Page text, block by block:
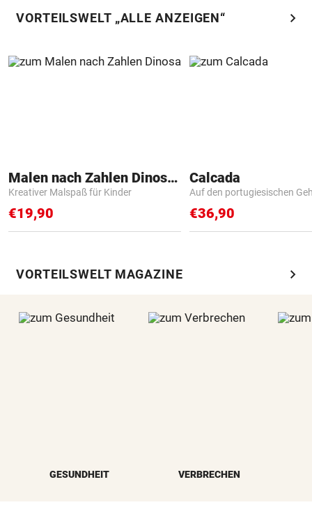
VORTEILSWELT „ALLE ANZEIGEN“ chevron_right
Malen nach Zahlen Dinosaurier
Kreativer Malspaß für Kinder
€19,90
Calcada
Auf den portugiesischen
€36,90
VORTEILSWELT MAGAZINE chevron_right
GESUNDHEIT VERBRECHEN